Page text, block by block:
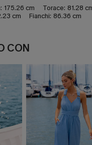
175.26 cm Torace: 81.28
cm Fianchi: 86.36 cm
CON